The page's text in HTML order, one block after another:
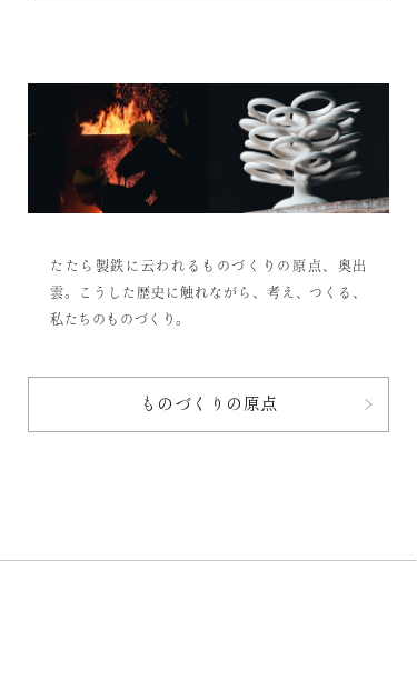
たたら製鉄に云われるものづくりの原点、奥出
雲。
こうした歴史に触れながら、考え、つくる、
私たちのものづくり。
ものづくりの原点